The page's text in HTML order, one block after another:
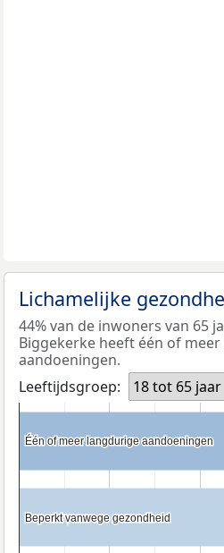
Lichamelijke
44% van de inwoners van 65
Biggekerke heeft één of
aandoeningen.
Leeftijdsgroep:
18 tot 65 jaar
Één of meer langdurige aandoeningen
Één of meer langdurige aandoeningen
Beperkt vanwege gezondheid
Beperkt vanwege gezondheid